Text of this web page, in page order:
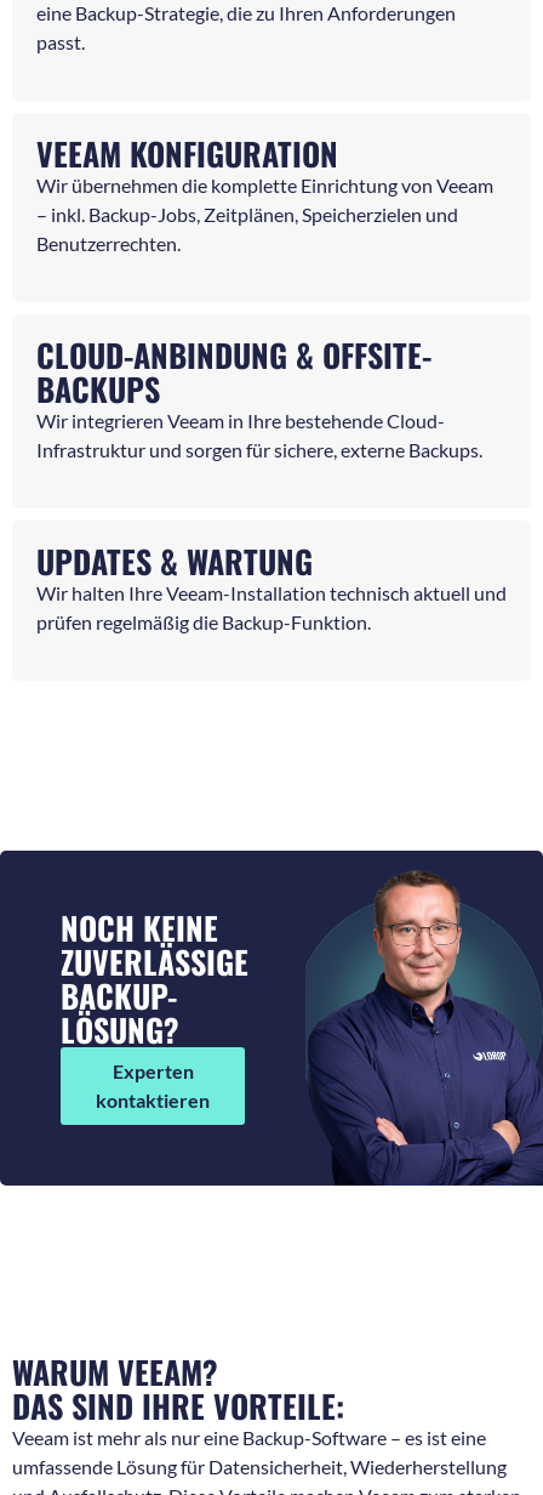
eine Backup-Strategie, die zu Ihren Anforderungen
passt.
VEEAM KONFIGURATION
Wir übernehmen die komplette Einrichtung von Veeam
– inkl. Backup-Jobs, Zeitplänen, Speicherzielen und
Benutzerrechten.
CLOUD-ANBINDUNG & OFFSITE-
BACKUPS
Wir integrieren Veeam in Ihre bestehende Cloud-
Infrastruktur und sorgen für sichere, externe Backups.
UPDATES & WARTUNG
Wir halten Ihre Veeam-Installation technisch aktuell und
prüfen regelmäßig die Backup-Funktion.
NOCH KEINE
ZUVERLÄSSIGE
BACKUP-
LÖSUNG?
Experten
kontaktieren
WARUM VEEAM?
DAS SIND IHRE VORTEILE:
Veeam ist mehr als nur eine Backup-Software – es ist eine
umfassende Lösung für Datensicherheit, Wiederherstellung